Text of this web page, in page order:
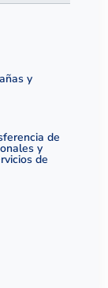
y
de
y
de